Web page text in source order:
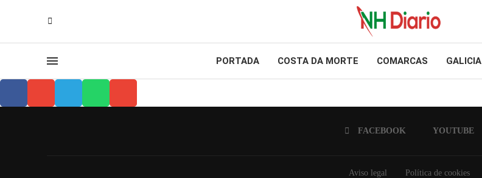
PORTADA COSTA DA MORTE COMARCAS GALICIA
FACEBOOK YOUTUBE
Aviso legal Política de cookies